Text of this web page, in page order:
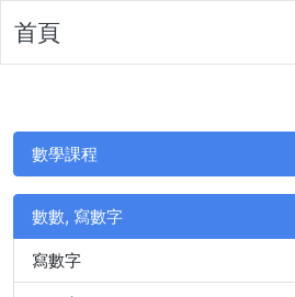
首頁
數學課程
數數, 寫數字
寫數字